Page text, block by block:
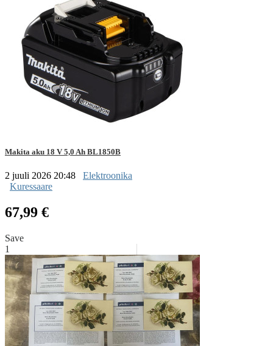
Makita aku 18 V 5,0 Ah BL1850B
2 juuli 2026 20:48
Elektroonika
Kuressaare
67,99 €
Save
1